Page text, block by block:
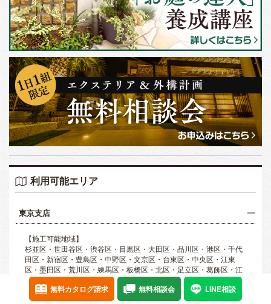
利用可能エリア
東京支店
【施工可能地域】
杉並区・世田谷区・渋谷区・目黒区・大田区・品川区・港区・千代
田区・新宿区・豊島区・中野区・文京区・台東区・中央区・江東
区・墨田区・荒川区・練馬区・板橋区・北区・足立区・葛飾区・江
戸川区・西東京市・武蔵野市・三鷹市・東村山市・東大和市・清瀬
市・東久留米市・武蔵村山市・調布市・小平市・小金井市・国分寺
市・国立市・府中市・稲城市・多摩市・日野市・立川市・昭島市・
無料カタログ請求 無料相談会 LINE相談